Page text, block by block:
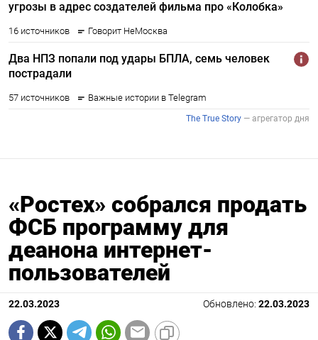
«Ростех» собрался продать
ФСБ программу для
деанона интернет-
пользователей
22.03.2023 Обновлено: 22.03.2023